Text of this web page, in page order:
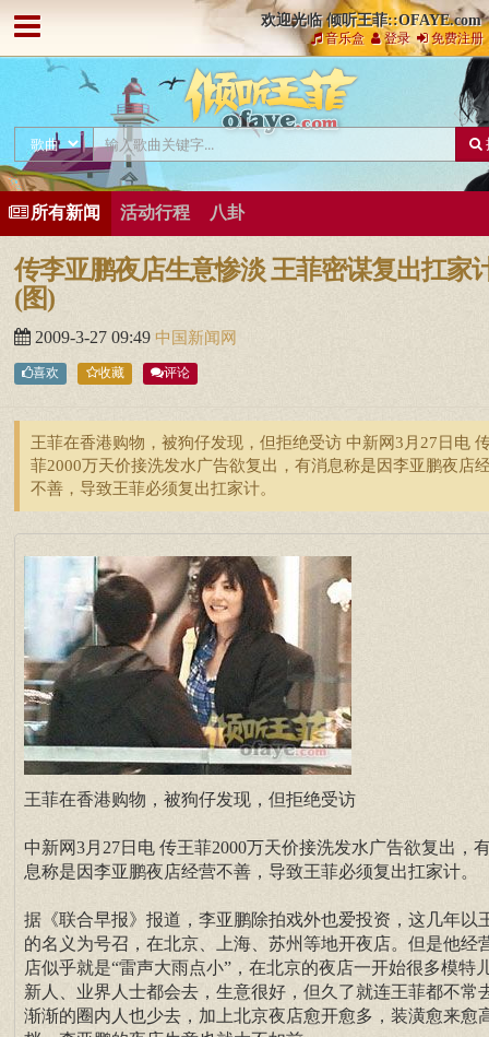
欢迎光临 倾听王菲::OFAYE.com
音乐盒 登录 免费注册
所有新闻 活动行程 八卦
传李亚鹏夜店生意惨淡 王菲密谋复出扛家
(图)
2009-3-27 09:49 中国新闻网
喜欢 收藏 评论
王菲在香港购物，被狗仔发现，但拒绝受访 中新网3月27日电
菲2000万天价接洗发水广告欲复出，有消息称是因李亚鹏夜店
不善，导致王菲必须复出扛家计。
王菲在香港购物，被狗仔发现，但拒绝受访
中新网3月27日电 传王菲2000万天价接洗发水广告欲复出，
息称是因李亚鹏夜店经营不善，导致王菲必须复出扛家计。
据《联合早报》报道，李亚鹏除拍戏外也爱投资，这几年以
的名义为号召，在北京、上海、苏州等地开夜店。但是他经
店似乎就是“雷声大雨点小”，在北京的夜店一开始很多模特
新人、业界人士都会去，生意很好，但久了就连王菲都不常
渐渐的圈内人也少去，加上北京夜店愈开愈多，装潢愈来愈